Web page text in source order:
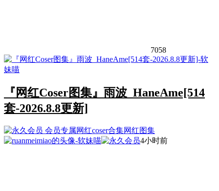
7058
『网红Coser图集』雨波_HaneAme[514
套-2026.8.8更新]
会员专属网红coser合集网红图集
4小时前